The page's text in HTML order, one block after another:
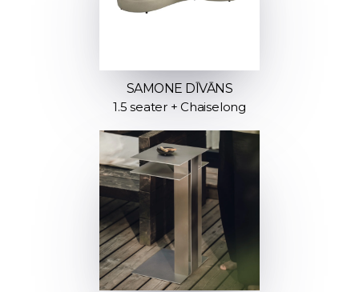
SAMONE DĪVĀNS
1.5 seater + Chaiselong